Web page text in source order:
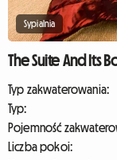
Sypialnia
The Suite And Its
Typ zakwaterowania:
Typ:
Pojemność
Liczba pokoi: